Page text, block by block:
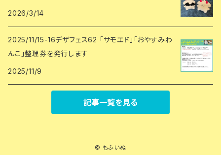
2026/3/14
2025/11/15-16デザフェス62 「サモエド」「おやすみわ
んこ」整理券を発行します
2025/11/9
記事一覧を見る
© もふいぬ